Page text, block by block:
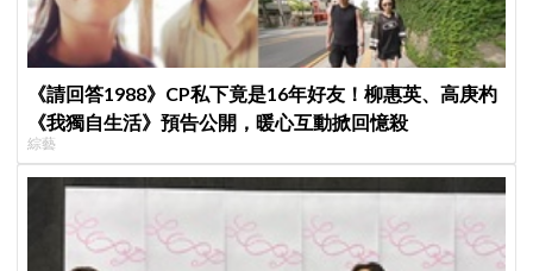
《請回答1988》CP私下竟是16年好友！柳惠英、高庚杓
《我獨自生活》預告公開，暖心互動掀回憶殺
綜藝